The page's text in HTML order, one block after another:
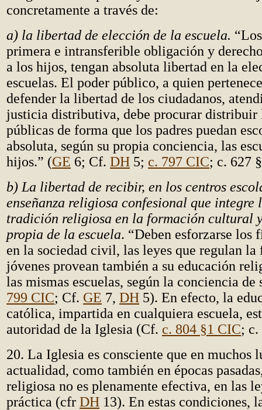
concretamente a través de:
a) la libertad de elección de la escuela.
primera e intransferible obligación y
a los hijos, tengan absoluta libertad en la
escuelas. El poder público, a quien
defender la libertad de los ciudadanos,
justicia distributiva, debe procurar distribuir
públicas de forma que los padres puedan
absoluta, según su propia conciencia, las
hijos.” (GE 6; Cf. DH 5; c. 797 CIC; c. 627
b) La libertad de recibir, en los centros
enseñanza religiosa confesional que integre
tradición religiosa en la formación cultural
propia de la escuela. “Deben esforzarse los
en la sociedad civil, las leyes que regulan
jóvenes provean también a su educación
las mismas escuelas, según la conciencia de
799 CIC; Cf. GE 7, DH 5). En efecto, la
católica, impartida en cualquiera escuela,
autoridad de la Iglesia (Cf. c. 804 §1 CIC;
20. La Iglesia es consciente que en muchos
actualidad, como también en épocas
religiosa no es plenamente efectiva, en las
práctica (cfr DH 13). En estas condiciones,